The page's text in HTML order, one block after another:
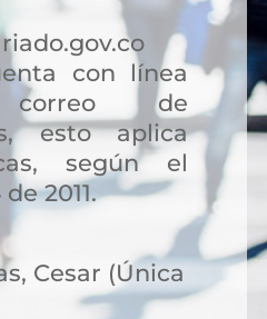
con línea
correo de
esto aplica
según el
2011.
Cesar (Única